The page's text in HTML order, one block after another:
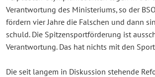
Verantwortung des Ministeriums, so der
fördern vier Jahre die Falschen und dann
schuld. Die Spitzensportförderung ist
Verantwortung. Das hat nichts mit den
Die seit langem in Diskussion stehende